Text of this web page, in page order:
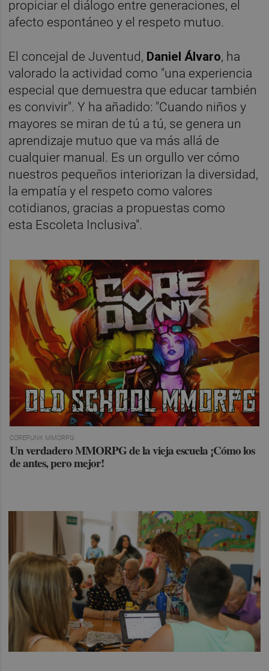
propiciar el diálogo entre generaciones, el
afecto espontáneo y el respeto mutuo.
El concejal de Juventud, Daniel Álvaro, ha
valorado la actividad como "una experiencia
especial que demuestra que educar también
es convivir". Y ha añadido: "Cuando niños y
mayores se miran de tú a tú, se genera un
aprendizaje mutuo que va más allá de
cualquier manual. Es un orgullo ver cómo
nuestros pequeños interiorizan la diversidad,
la empatía y el respeto como valores
cotidianos, gracias a propuestas como
esta Escoleta Inclusiva".
COREPUNK MMORPG
Un verdadero MMORPG de la vieja escuela ¡Cómo los
de antes, pero mejor!